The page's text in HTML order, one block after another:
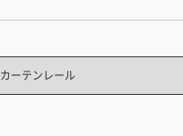
カーテンレール